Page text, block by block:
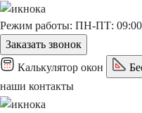
Режим работы: ПН-ПТ: 09:00
Заказать звонок
Калькулятор окон
наши контакты